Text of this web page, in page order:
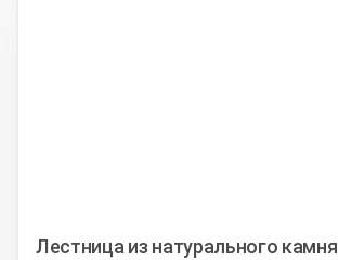
Лестница из натурального камня